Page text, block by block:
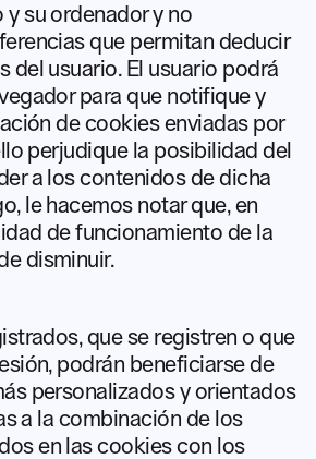
y su ordenador y no
que permitan deducir
del usuario. El usuario podrá
para que notifique y
de cookies enviadas por
perjudique la posibilidad del
a los contenidos de dicha
le hacemos notar que, en
de funcionamiento de la
disminuir.
que se registren o que
podrán beneficiarse de
personalizados y orientados
a la combinación de los
en las cookies con los